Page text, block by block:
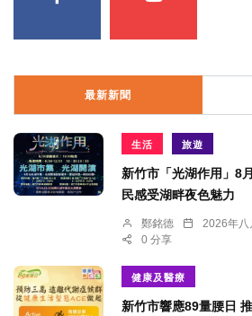
最新新聞
生活 旅遊
新竹市「光湖作用」8
民感受湖畔夜色魅力
鄭銘德 2026年八
0 分享
健康及醫療
新竹市響應89量腰日